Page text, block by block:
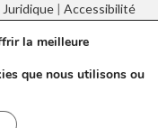
Juridique| Accessibilité
la meilleure
que nous utilisons ou